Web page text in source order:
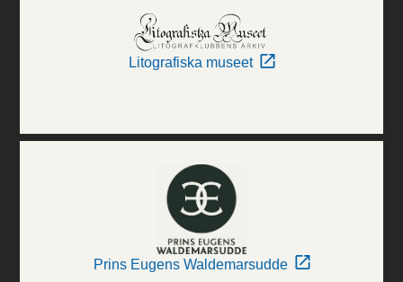
Litografiska museet
Prins Eugens Waldemarsudde